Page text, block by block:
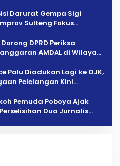
Darurat Gempa Sigi
Sulteng Fokus
DPRD Periksa
AMDAL di Wilayah
Palu Diadukan Lagi ke OJK,
Pelelangan Kini
Pemuda Poboya Ajak
Dua Jurnalis